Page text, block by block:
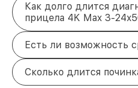
Как долго длится
прицела 4K Max 3-
Есть ли возможность
Сколько длится